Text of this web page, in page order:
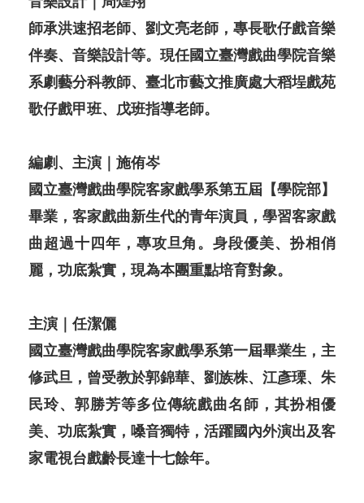
師承洪速招老師、劉文亮老師，專長歌仔戲音樂
伴奏、音樂設計等。現任國立臺灣戲曲學院音樂
系劇藝分科教師、臺北市藝文推廣處大稻埕戲苑
歌仔戲甲班、戊班指導老師。
編劇、主演｜施侑岑
國立臺灣戲曲學院客家戲學系第五屆【學院部】
畢業，客家戲曲新生代的青年演員，學習客家戲
曲超過十四年，專攻旦角。身段優美、扮相俏
麗，功底紮實，現為本團重點培育對象。
主演｜任潔儷
國立臺灣戲曲學院客家戲學系第一屆畢業生，主
修武旦，曾受教於郭錦華、劉族株、江彥瑮、朱
民玲、郭勝芳等多位傳統戲曲名師，其扮相優
美、功底紮實，嗓音獨特，活躍國內外演出及客
家電視台戲齡長達十七餘年。